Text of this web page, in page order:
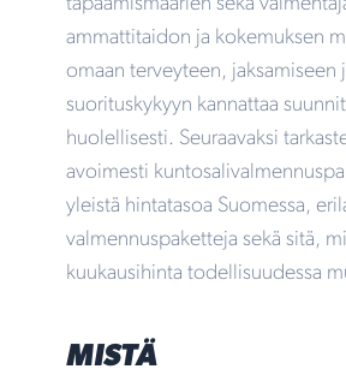
ammattitaidon ja kokemuksen
omaan terveyteen, jaksamiseen
suorituskykyyn kannattaa
huolellisesti. Seuraavaksi
avoimesti
yleistä hintatasoa Suomessa,
valmennuspaketteja sekä sitä,
kuukausihinta todellisuudessa
MISTÄ